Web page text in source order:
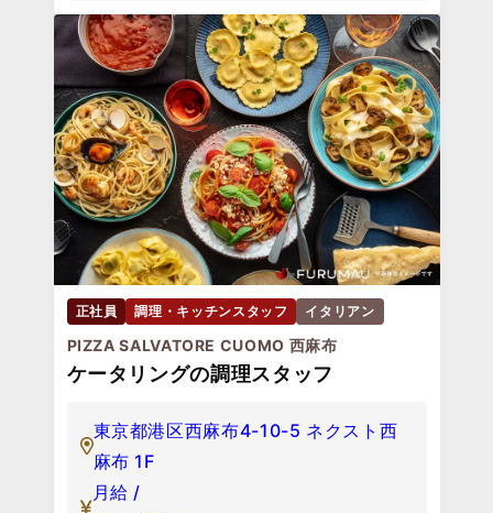
正社員 調理・キッチンスタッフ イタリアン
PIZZA SALVATORE CUOMO 西麻布
ケータリングの調理スタッフ
東京都港区西麻布4-10-5 ネクスト西
麻布 1F
月給 /